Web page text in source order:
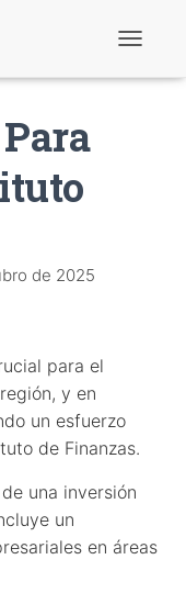
de 2025
para el
y en
un esfuerzo
de Finanzas.
una inversión
un
en áreas